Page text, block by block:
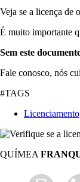
Veja se a licença de
É muito importante
Sem este
Fale conosco, nós
#TAGS
Licenciamento
QUÍMEA